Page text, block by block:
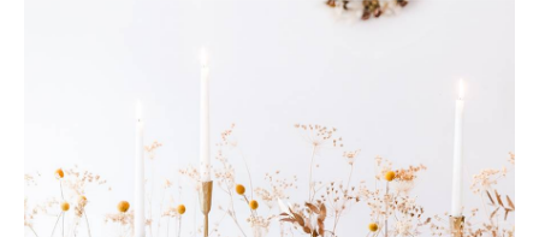
Para saber como tratamos e protegemos os seus dados, leia a nossa